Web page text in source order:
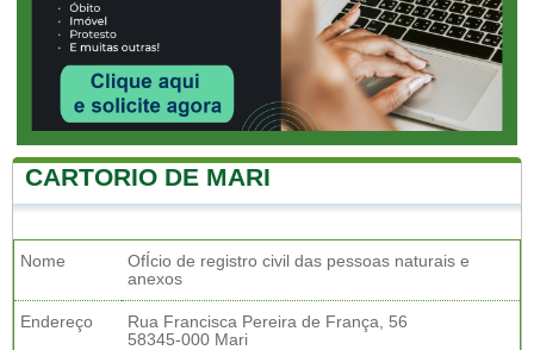
CARTORIO DE MARI
Nome
OfÍcio de registro civil das pessoas naturais e
anexos
Endereço
Rua Francisca Pereira de França, 56
58345-000 Mari